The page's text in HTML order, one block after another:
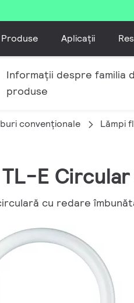
Produse Aplicații
Informații despre familia
produse
convenționale Lămpi
TL-E
cu redare